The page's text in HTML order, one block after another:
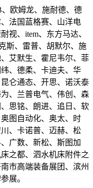
欧姆龙、施耐德、德
法国蓝格赛、山洋电
视、item、东方马达、
斯、雷普、胡默尔、施
艾默生、霍尼韦尔、菲
、德柔、卡迪夫、华
仑通态、开思、诺沃泰
、兰普电气、伟创、森
思铭、朗进、追日、软
图自动化、奥太、时
、卡诺普、迈赫、松
广数、新松、斯图加
之都、泗水机床附件之
市高端装备展团、滨州
展。